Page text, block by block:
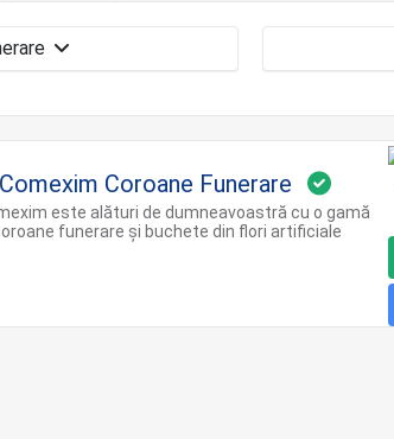
Coroane Funerare
este alături de dumneavoastră cu o gamă
funerare și buchete din flori artificiale